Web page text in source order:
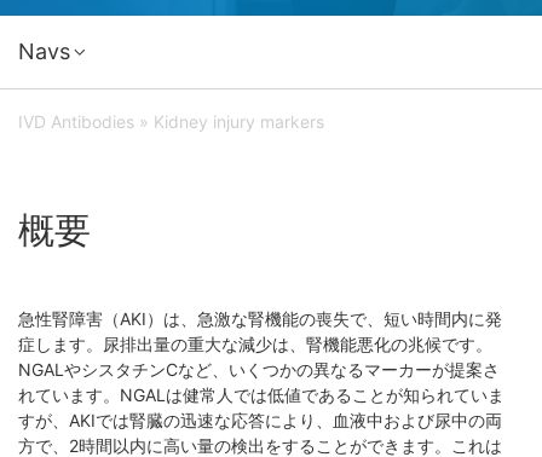
Navs
IVD Antibodies » Kidney injury markers
概要
急性腎障害（AKI）は、急激な腎機能の喪失で、短い時間内に発
症します。尿排出量の重大な減少は、腎機能悪化の兆候です。
NGALやシスタチンCなど、いくつかの異なるマーカーが提案さ
れています。NGALは健常人では低値であることが知られていま
すが、AKIでは腎臓の迅速な応答により、血液中および尿中の両
方で、2時間以内に高い量の検出をすることができます。これは